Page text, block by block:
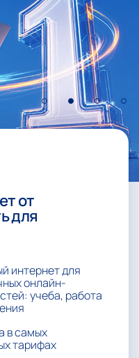
от
для
интернет для
онлайн-
учеба, работа
в самых
тарифах